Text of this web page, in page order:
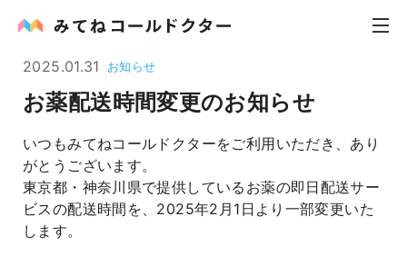
内科
小児科
花粉症
2025.01.31 お知らせ
お薬配送時間変更のお知らせ
いつもみてねコールドクターをご利用いただき、あり
がとうございます。
東京都・神奈川県で提供しているお薬の即日配送サー
ビスの配送時間を、2025年2月1日より一部変更いた
します。